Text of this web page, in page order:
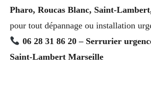
Pharo, Roucas Blanc, Saint-
pour tout dépannage ou installation
06 28 31 86 20 – Serrurier
Saint-Lambert Marseille